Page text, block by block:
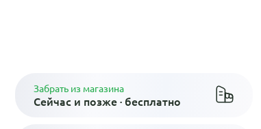
Забрать из магазина
Сейчас и позже · бесплатно